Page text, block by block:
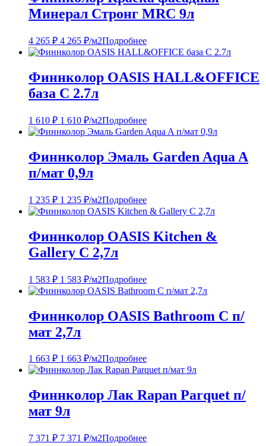
Минерал Стронг MRC 9л
4 265 ₽ 4 265 ₽/м2Подробнее
Финнколор OASIS HALL&OFFICE
база С 2.7л
1 610 ₽ 1 610 ₽/м2Подробнее
Финнколор Эмаль Garden Aqua A
п/мат 0,9л
1 235 ₽ 1 235 ₽/м2Подробнее
Финнколор OASIS Kitchen &
Gallery С 2,7л
1 583 ₽ 1 583 ₽/м2Подробнее
Финнколор OASIS Bathroom С п/
мат 2,7л
1 663 ₽ 1 663 ₽/м2Подробнее
Финнколор Лак Rapan Parquet п/
мат 9л
7 371 ₽ 7 371 ₽/м2Подробнее